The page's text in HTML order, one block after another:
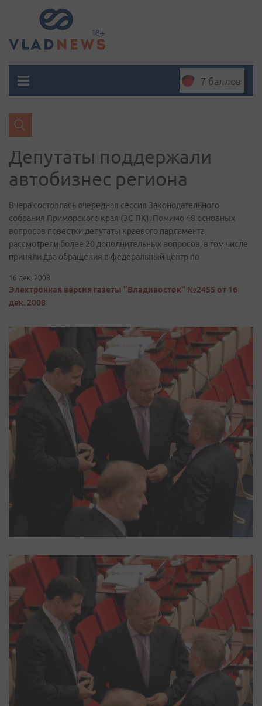
7 баллов
Депутаты поддержали
автобизнес региона
Вчера состоялась очередная сессия Законодательного
собрания Приморского края (ЗС ПК). Помимо 48 основных
вопросов повестки депутаты краевого парламента
рассмотрели более 20 дополнительных вопросов, в том числе
приняли два обращения в федеральный центр по
16 дек. 2008
Электронная версия газеты "Владивосток" №2455 от 16
дек. 2008